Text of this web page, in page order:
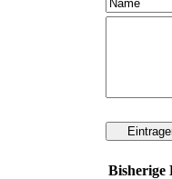
Bisherige